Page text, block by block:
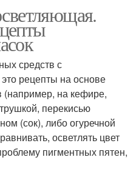
средств с
рецепты на основе
(например, на кефире,
перекисью
(сок), либо огуречной
осветлять цвет
пигментных пятен,